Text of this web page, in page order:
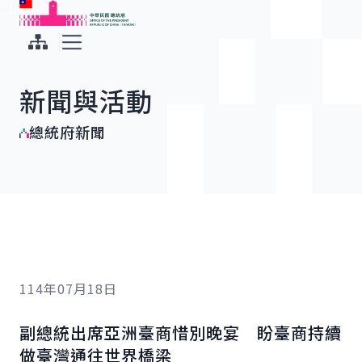
跳到主要內容
中華民國總統府
新聞與活動
總統府新聞
114年07月18日
副總統出席亞洲臺商惜別晚宴 盼臺商持續
做臺灣通往世界橋梁